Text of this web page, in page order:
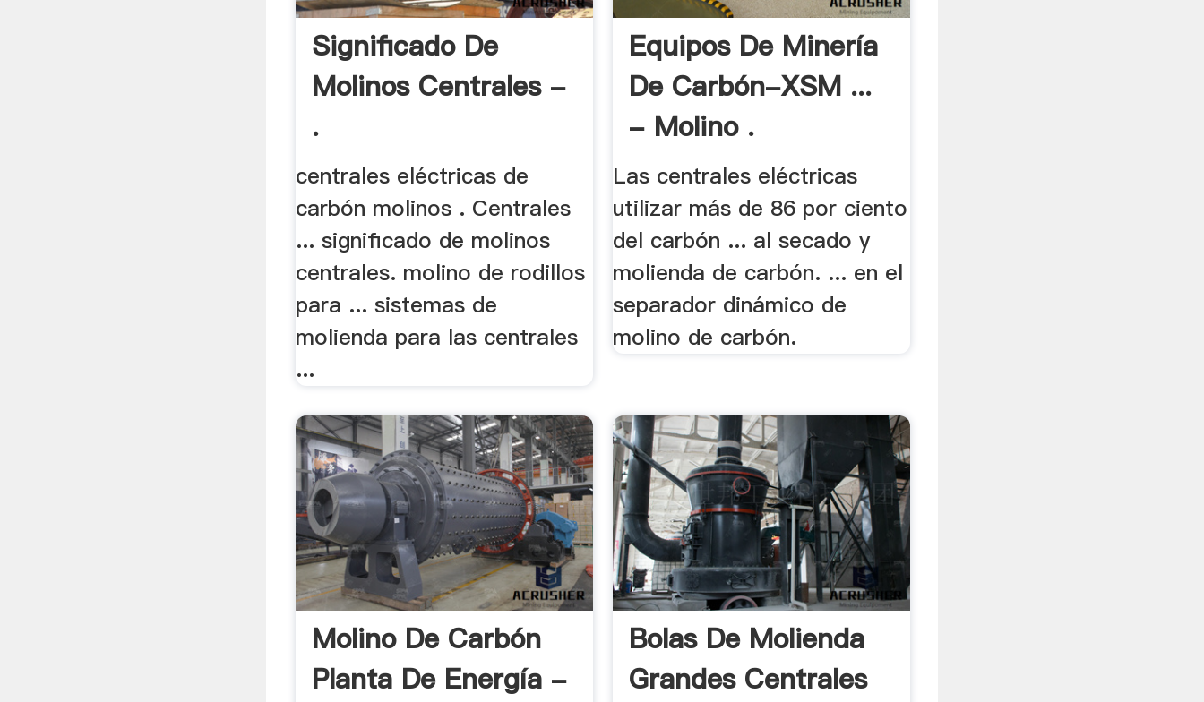
Significado De
Molinos Centrales -
.
centrales eléctricas de
carbón molinos . Centrales
... significado de molinos
centrales. molino de rodillos
para ... sistemas de
molienda para las centrales
...
Equipos De Minería
De Carbón-XSM ...
- Molino .
Las centrales eléctricas
utilizar más de 86 por ciento
del carbón ... al secado y
molienda de carbón. ... en el
separador dinámico de
molino de carbón.
Molino De Carbón
Planta De Energía -
Bolas De Molienda
Grandes Centrales